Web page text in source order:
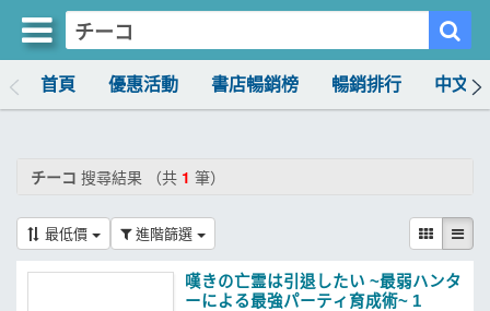
首頁 優惠活動 書店暢銷榜 暢銷排行 中文書
チーコ 搜尋結果 （共 1 筆）
最低價 進階篩選
嘆きの亡霊は引退したい ~最弱ハンタ
ーによる最強パーティ育成術~ 1
買書網
書店暢銷榜